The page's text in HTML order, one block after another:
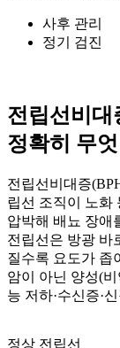
사후 관리
정기 검진
전립선비대
정확히 무
전립선비대증
립선 조직이 노화
압박해 배뇨 장애
전립선은 방광 바
질수록 요도가 좁
암이 아닌 양성(
능 저하·수신증·
정상 전립선